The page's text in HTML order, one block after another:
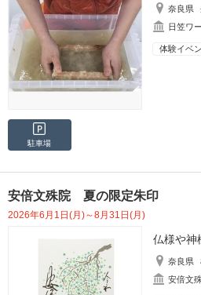
奈良県
日笠ワ
体験イベ
駐車場
安倍文殊院 夏の限定朱印
2026年6月1日(月)～8月31日(月)
仏様や神
奈良県
安倍文